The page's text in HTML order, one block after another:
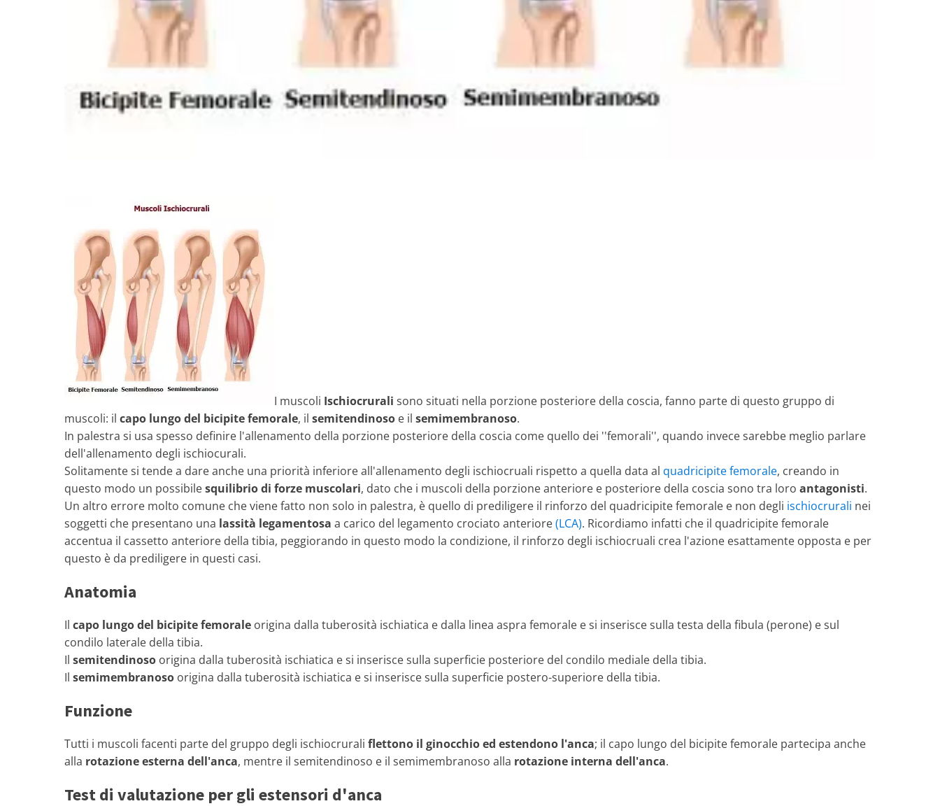
I muscoli Ischiocrurali sono situati nella porzione posteriore della coscia, fanno parte di questo gruppo di
muscoli: il capo lungo del bicipite femorale, il semitendinoso e il semimembranoso.
In palestra si usa spesso definire l'allenamento della porzione posteriore della coscia come quello dei ''femorali'', quando invece sarebbe meglio parlare
dell'allenamento degli ischiocurali.
Solitamente si tende a dare anche una priorità inferiore all'allenamento degli ischiocruali rispetto a quella data al quadricipite femorale, creando in
questo modo un possibilesquilibrio di forze muscolari, dato che i muscoli della porzione anteriore e posteriore della coscia sono tra loro antagonisti.
Un altro errore molto comune che viene fatto non solo in palestra, è quello di prediligere il rinforzo del quadricipite femorale e non degli ischiocrurali nei
soggetti che presentano una lassità legamentosa a carico del legamento crociato anteriore(LCA). Ricordiamo infatti che il quadricipite femorale
accentua il cassetto anteriore della tibia, peggiorando in questo modo la condizione, il rinforzo degli ischiocruali crea l'azione esattamente opposta e per
questo è da prediligere in questi casi.
Anatomia
Il capo lungo del bicipite femorale origina dalla tuberosità ischiatica e dalla linea aspra femorale e si inserisce sulla testa della fibula (perone) e sul
condilo laterale della tibia.
Il semitendinoso origina dalla tuberosità ischiatica e si inserisce sulla superficie posteriore del condilo mediale della tibia.
Il semimembranoso origina dalla tuberosità ischiatica e si inserisce sulla superficie postero-superiore della tibia.
Funzione
Tutti i muscoli facenti parte del gruppo degli ischiocrurali flettono il ginocchio ed estendono l'anca; il capo lungo del bicipite femorale partecipa anche
alla rotazione esterna dell'anca, mentre il semitendinoso e il semimembranoso alla rotazione interna dell'anca.
Test di valutazione per gli estensori d'anca